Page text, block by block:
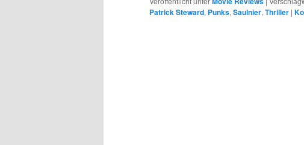
Patrick Steward, Punks, Saulnier, Thriller |